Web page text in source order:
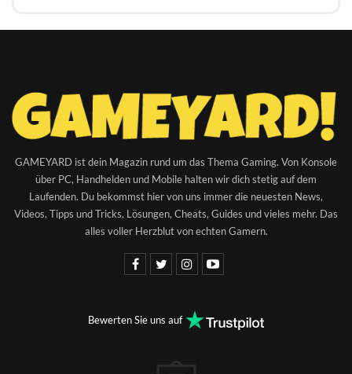
GAMEYARD ist dein Magazin rund um das Thema Gaming. Von Konsole
über PC, Handhelden und Mobile halten wir dich stetig auf dem
Laufenden. Du bekommst hier von uns immer die neuesten News,
Videos, Tipps und Tricks, Lösungen, Cheats, Guides und vieles mehr. Das
alles voller Herzblut von echten Gamern.
Bewerten Sie uns auf